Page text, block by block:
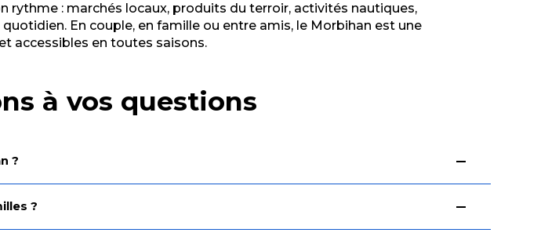
rythme : marchés locaux, produits du terroir, activités nautiques,
En couple, en famille ou entre amis, le Morbihan est une
accessibles en toutes saisons.
à vos questions
?
?